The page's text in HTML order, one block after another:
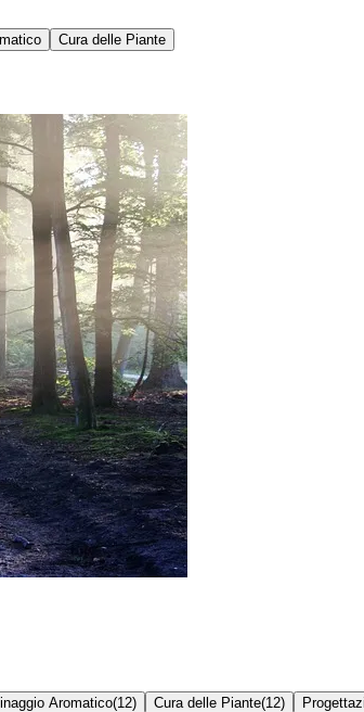
Cura delle Piante
Aromatico(12) Cura delle Piante(12)